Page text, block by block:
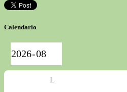
Calendario
L